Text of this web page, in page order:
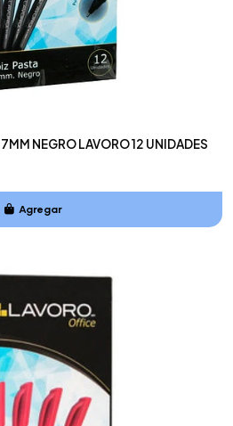
NEGRO LAVORO 12 UNIDADES
Agregar